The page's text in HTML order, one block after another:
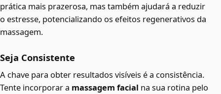
prática mais prazerosa, mas também ajudará a reduzir
o estresse, potencializando os efeitos regenerativos da
massagem.
Seja Consistente
A chave para obter resultados visíveis é a consistência.
Tente incorporar a massagem facial na sua rotina pelo